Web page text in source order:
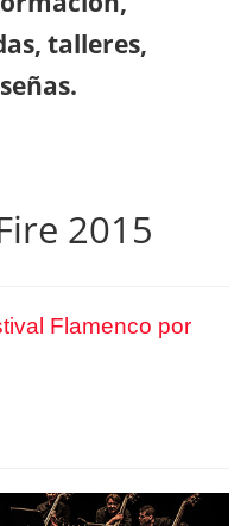
talleres,
2015
Flamenco por